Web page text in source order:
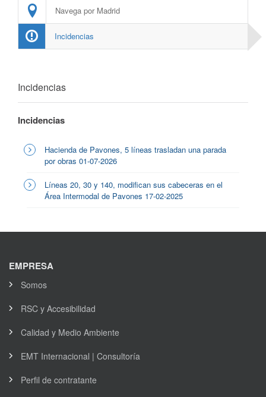
Navega por Madrid
Incidencias
Incidencias
Incidencias
Hacienda de Pavones, 5 líneas trasladan una parada
por obras 01-07-2026
Líneas 20, 30 y 140, modifican sus cabeceras en el
Área Intermodal de Pavones 17-02-2025
EMPRESA
Somos
RSC y Accesibilidad
Calidad y Medio Ambiente
EMT Internacional | Consultoría
Perfil de contratante